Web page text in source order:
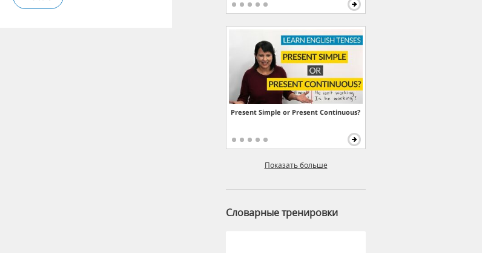
Present Simple or Present Continuous?
Показать больше
Словарные тренировки